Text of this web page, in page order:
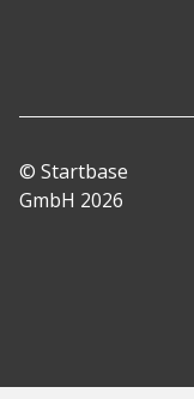
© Startbase
GmbH 2026